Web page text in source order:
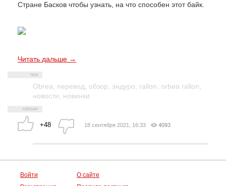
Стране Басков чтобы узнать, на что способен этот байк.
Читать дальше →
Obrea перевод обзор эндуро rallon orbea rallon
новости
новинки
+48 18 сентября 2021, 16:33 4093
Войти
О сайте